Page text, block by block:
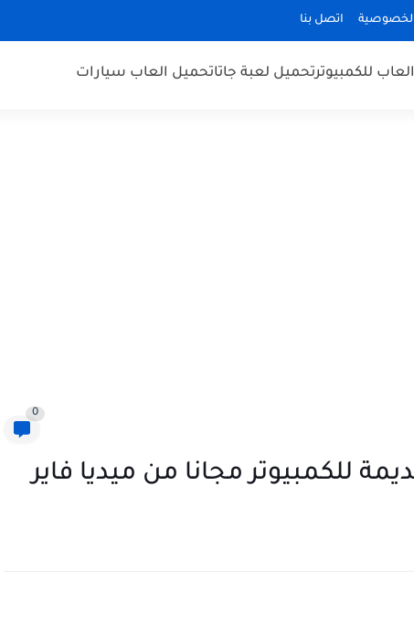
اتصل بنا
للكمبيوترتحميل لعبة جاتاتحميل العاب سيارات
0
للكمبيوتر مجانا من ميديا فاير